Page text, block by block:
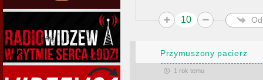
10
Przymuszony pacierz
1 rok temu